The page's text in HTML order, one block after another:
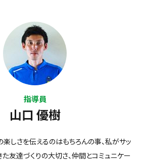
指導員
山口 優樹
しさを伝えるのはもちろんの事、私がサッ
友達づくりの大切さ、仲間とコミュニケー